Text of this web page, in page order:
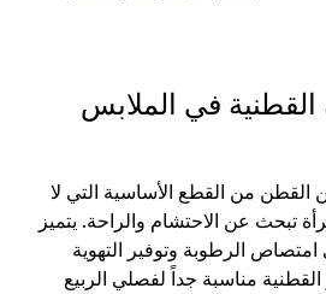
في الملابس
القطن من القطع الأساسية التي لا
تبحث عن الاحتشام والراحة. يتميز
امتصاص الرطوبة وتوفير التهوية
القطنية مناسبة جداً لفصلي الربيع